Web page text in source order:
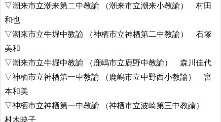
▽潮来市立潮来第二中教諭 （潮来市立潮来小教諭） 村田
和也
▽潮来市立牛堀中教諭 （神栖市立神栖第二中教諭） 石塚
美和
▽潮来市立牛堀中教諭 （鹿嶋市立鹿野中教諭） 森川佳代
▽神栖市立神栖第一中教諭 （鹿嶋市立中野西小教諭） 宮
本和美
▽神栖市立神栖第一中教諭 （神栖市立波崎第三中教諭）
村木暁子